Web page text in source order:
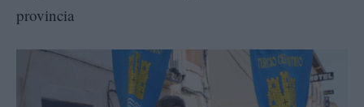
provincia